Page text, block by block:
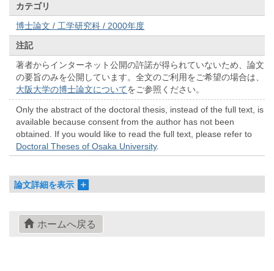
カテゴリ
博士論文 / 工学研究科 / 2000年度
注記
著者からインターネット公開の許諾が得られていないため、論文
の要旨のみを公開しています。全文のご利用をご希望の場合は、
大阪大学の博士論文についてをご参照ください。
Only the abstract of the doctoral thesis, instead of the full text, is
available because consent from the author has not been
obtained. If you would like to read the full text, please refer to
Doctoral Theses of Osaka University.
論文詳細を表示
ホームへ戻る